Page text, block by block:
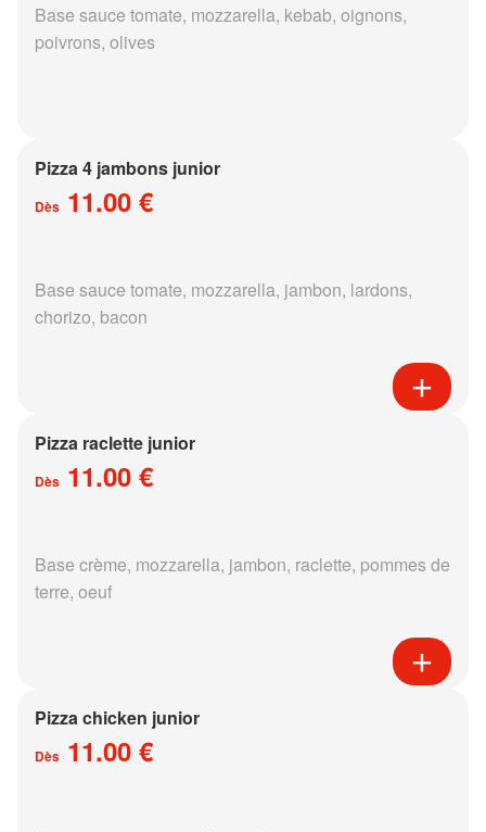
Base sauce tomate, mozzarella, kebab, oignons,
poivrons, olives
Pizza 4 jambons junior
Dès 11.00 €
Base sauce tomate, mozzarella, jambon, lardons,
chorizo, bacon
Pizza raclette junior
Dès 11.00 €
Base crème, mozzarella, jambon, raclette, pommes de
terre, oeuf
Pizza chicken junior
Dès 11.00 €